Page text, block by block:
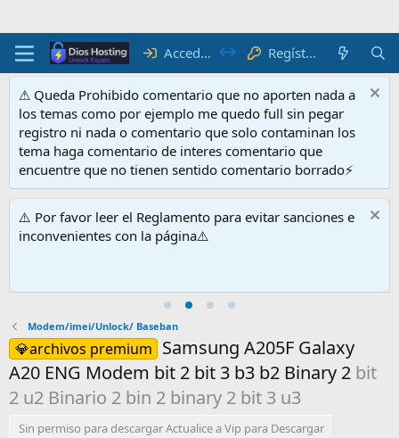
Acceder R
e
g
ís
t
r
a
t
e
⚠ Queda Prohibido comentario que no aporten nada a
los temas como por ejemplo me quedo full sin pegar
registro ni nada o comentario que solo contaminan los
tema haga comentario de interes comentario que
encuentre que no tienen sentido comentario borrado⚡
⚠️ Por favor leer el Reglamento para evitar sanciones e
inconvenientes con la página⚠️
Modem/imei/Unlock/ Baseban
💎archivos premium Samsung A205F Galaxy
A20 ENG Modem bit 2 bit 3 b3 b2 Binary 2 bit
2 u2 Binario 2 bin 2 binary 2 bit 3 u3
Sin permiso para descargar Actualice a Vip para Descargar